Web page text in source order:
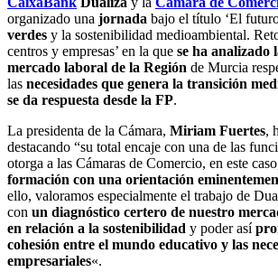
organizado una jornada bajo el título ‘El
verdes y la sostenibilidad medioambiental.
centros y empresas’ en la que se ha analizado
mercado laboral de la Región de Murcia
las necesidades que genera la transición
se da respuesta desde la FP.
La presidenta de la Cámara, Miriam Fuertes,
destacando “su total encaje con una de las
otorga a las Cámaras de Comercio, en este
formación con una orientación
ello, valoramos especialmente el trabajo de
con un diagnóstico certero de nuestro
en relación a la sostenibilidad y poder así
cohesión entre el mundo educativo y las
empresariales«.